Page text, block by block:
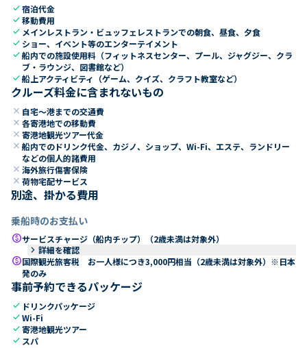
check宿泊代金
check移動費用
check メインレストラン・ビュッフェレストランでの朝食、昼食、夕食
check ショー、イベント等のエンターテイメント
check船内での施設使用料（フィットネスセンター、プール、ジャグジー、クラ
ブ・ラウンジ、図書館など）
check船上アクティビティ（ゲーム、クイズ、クラフト教室など）
クルーズ料金に含まれないもの
close 自宅～港までの交通費
close 各寄港地での移動費
close 寄港地観光ツアー代金
close 船内でのドリンク代金、カジノ、ショップ、Wi-Fi、エステ、ランドリー
などの個人的諸費用
close 海外旅行傷害保険
close 荷物宅配サービス
別途、掛かる費用
乗船時のお支払い
paidサービスチャージ（船内チップ）（2歳未満は対象外）
keyboard_arrow_right 詳細を確認
paid国際観光旅客税 お一人様につき3,000円相当（2歳未満は対象外）※日本
発のみ
事前予約できるパッケージ
check ドリンクパッケージ
checkWi-Fi
check寄港地観光ツアー
check スパ